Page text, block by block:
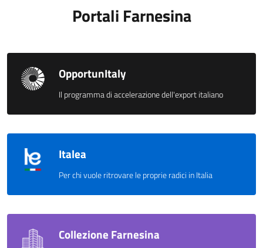
Portali Farnesina
OpportunItaly
Il programma di accelerazione dell'export italiano
Italea
Per chi vuole ritrovare le proprie radici in Italia
Collezione Farnesina